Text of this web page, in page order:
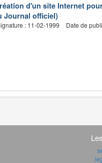
d'un site Internet
Journal officiel)
: 11-02-1999 Date de